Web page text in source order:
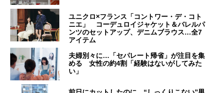
ユニクロ×フランス「コントワー・デ・コト
ニエ」 コーデュロイジャケット＆バレルパ
ンツのセットアップ、デニムブラウス…全7
アイテム
夫婦別々に…「セパレート帰省」が注目を集
める 女性の約4割「経験はないがしてみた
い」